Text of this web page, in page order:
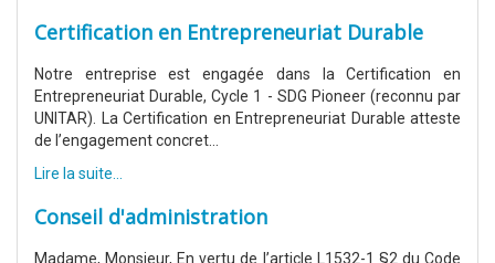
Certification en Entrepreneuriat Durable
Notre entreprise est engagée dans la Certification en
Entrepreneuriat Durable, Cycle 1 - SDG Pioneer (reconnu par
UNITAR). La Certification en Entrepreneuriat Durable atteste
de l’engagement concret...
Lire la suite...
Conseil d'administration
Madame, Monsieur, En vertu de l’article L1532-1 §2 du Code